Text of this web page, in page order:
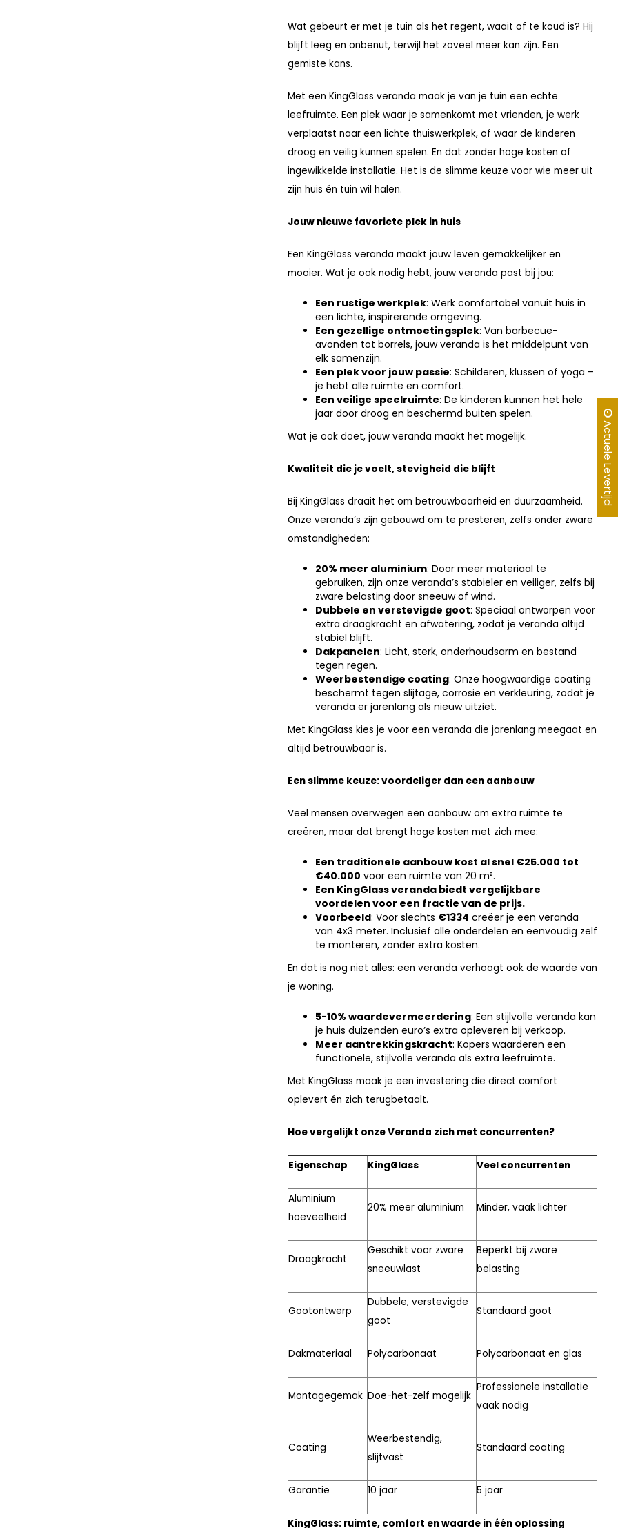
Wat gebeurt er met je tuin als het regent, waait of te koud is? Hij
blijft leeg en onbenut, terwijl het zoveel meer kan zijn. Een
gemiste kans.
Met een KingGlass veranda maak je van je tuin een echte
leefruimte. Een plek waar je samenkomt met vrienden, je werk
verplaatst naar een lichte thuiswerkplek, of waar de kinderen
droog en veilig kunnen spelen. En dat zonder hoge kosten of
ingewikkelde installatie. Het is de slimme keuze voor wie meer uit
zijn huis én tuin wil halen.
Jouw nieuwe favoriete plek in huis
Een KingGlass veranda maakt jouw leven gemakkelijker en
mooier. Wat je ook nodig hebt, jouw veranda past bij jou:
Een rustige werkplek: Werk comfortabel vanuit huis in
een lichte, inspirerende omgeving.
Een gezellige ontmoetingsplek: Van barbecue-
avonden tot borrels, jouw veranda is het middelpunt van
elk samenzijn.
Een plek voor jouw passie: Schilderen, klussen of yoga –
je hebt alle ruimte en comfort.
Een veilige speelruimte: De kinderen kunnen het hele
jaar door droog en beschermd buiten spelen.
Wat je ook doet, jouw veranda maakt het mogelijk.
Kwaliteit die je voelt, stevigheid die blijft
Bij KingGlass draait het om betrouwbaarheid en duurzaamheid.
Onze veranda’s zijn gebouwd om te presteren, zelfs onder zware
omstandigheden:
20% meer aluminium: Door meer materiaal te
gebruiken, zijn onze veranda’s stabieler en veiliger, zelfs bij
zware belasting door sneeuw of wind.
Dubbele en verstevigde goot: Speciaal ontworpen voor
extra draagkracht en afwatering, zodat je veranda altijd
stabiel blijft.
Dakpanelen: Licht, sterk, onderhoudsarm en bestand
tegen regen.
Weerbestendige coating: Onze hoogwaardige coating
beschermt tegen slijtage, corrosie en verkleuring, zodat je
veranda er jarenlang als nieuw uitziet.
Met KingGlass kies je voor een veranda die jarenlang meegaat en
altijd betrouwbaar is.
Een slimme keuze: voordeliger dan een aanbouw
Veel mensen overwegen een aanbouw om extra ruimte te
creëren, maar dat brengt hoge kosten met zich mee:
Een traditionele aanbouw kost al snel €25.000 tot
€40.000 voor een ruimte van 20 m².
Een KingGlass veranda biedt vergelijkbare
voordelen voor een fractie van de prijs.
Voorbeeld: Voor slechts €1334 creëer je een veranda
van 4x3 meter. Inclusief alle onderdelen en eenvoudig zelf
te monteren, zonder extra kosten.
En dat is nog niet alles: een veranda verhoogt ook de waarde van
je woning.
5-10% waardevermeerdering: Een stijlvolle veranda kan
je huis duizenden euro’s extra opleveren bij verkoop.
Meer aantrekkingskracht: Kopers waarderen een
functionele, stijlvolle veranda als extra leefruimte.
Met KingGlass maak je een investering die direct comfort
oplevert én zich terugbetaalt.
Hoe vergelijkt onze Veranda zich met concurrenten?
Eigenschap KingGlass Veel concurrenten
Aluminium
hoeveelheid
20% meer aluminium Minder, vaak lichter
Draagkracht
Geschikt voor zware
sneeuwlast
Beperkt bij zware
belasting
Gootontwerp
Dubbele, verstevigde
goot
Standaard goot
Dakmateriaal Polycarbonaat Polycarbonaat en glas
Montagegemak Doe-het-zelf mogelijk
Professionele installatie
vaak nodig
Coating
Weerbestendig,
slijtvast
Standaard coating
Garantie 10 jaar 5 jaar
KingGlass: ruimte, comfort en waarde in één oplossing
Actuele Levertijd